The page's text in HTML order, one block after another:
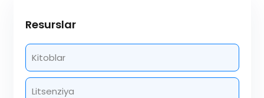
Resurslar
Kitoblar
Litsenziya